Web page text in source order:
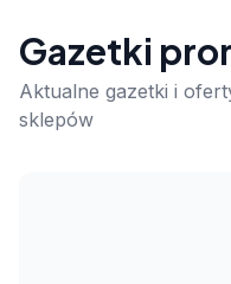
Gazetki
Aktualne gazetki i
sklepów